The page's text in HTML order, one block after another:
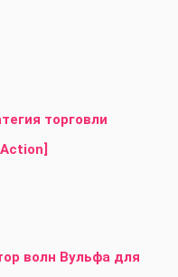
торговли
волн Вульфа для